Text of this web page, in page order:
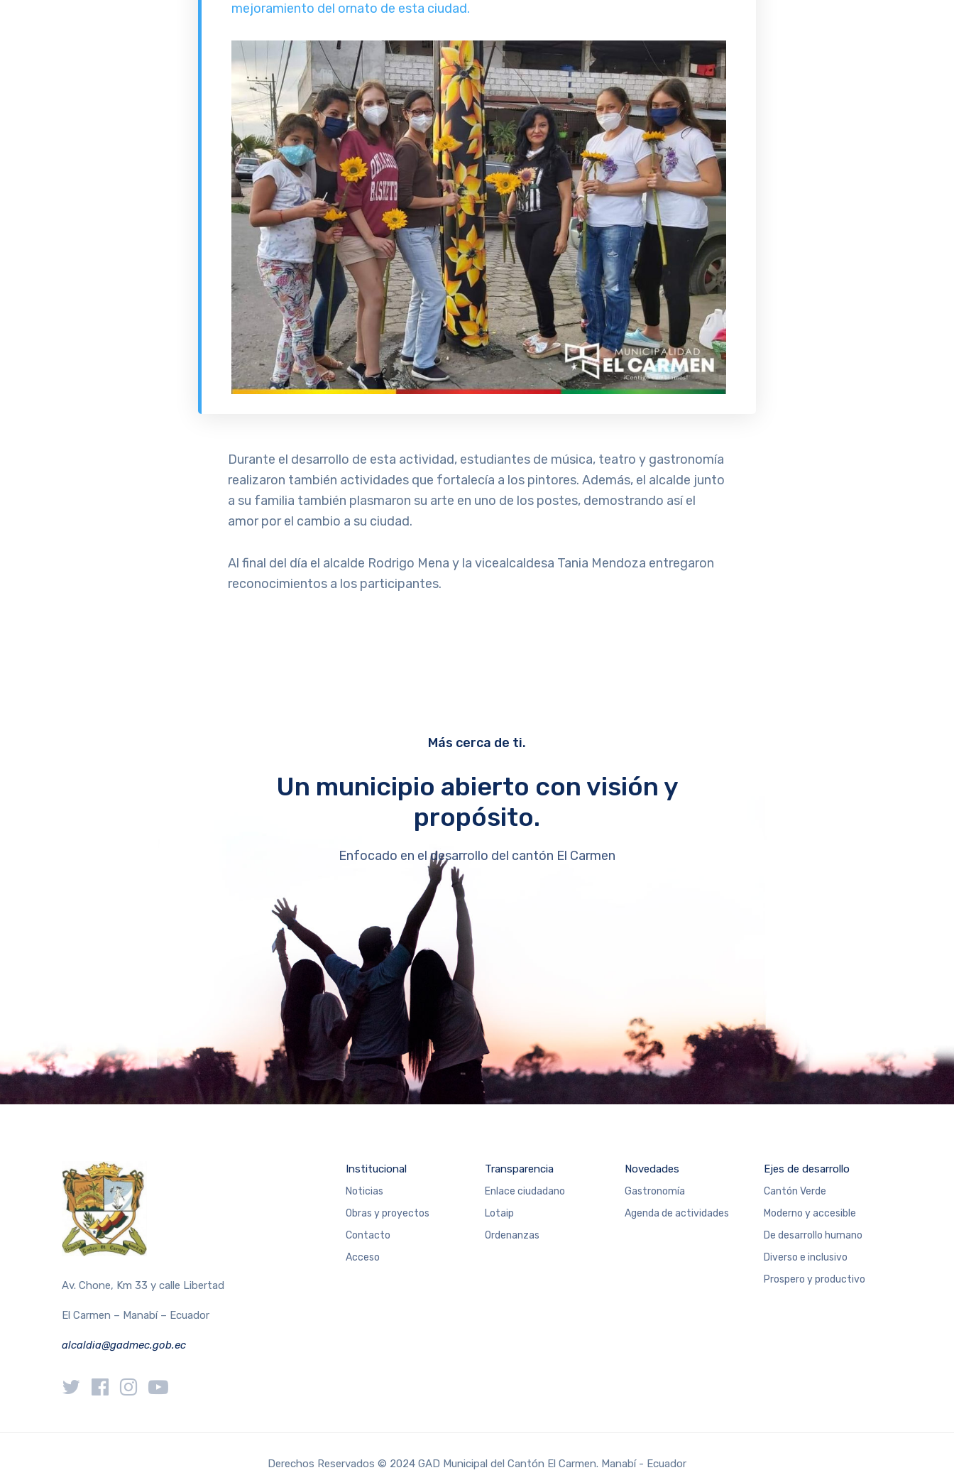
mejoramiento del ornato de esta ciudad.
Durante el desarrollo de esta actividad, estudiantes de música, teatro y gastronomía
realizaron también actividades que fortalecía a los pintores. Además, el alcalde junto
a su familia también plasmaron su arte en uno de los postes, demostrando así el
amor por el cambio a su ciudad.
Al final del día el alcalde Rodrigo Mena y la vicealcaldesa Tania Mendoza entregaron
reconocimientos a los participantes.
Más cerca de ti.
Un municipio abierto con visión y
propósito.
Enfocado en el desarrollo del cantón El Carmen
Av. Chone, Km 33 y calle Libertad
El Carmen – Manabí – Ecuador
alcaldia@gadmec.gob.ec
Institucional
Noticias
Obras y proyectos
Contacto
Acceso
Transparencia
Enlace ciudadano
Lotaip
Ordenanzas
Novedades
Gastronomía
Agenda de actividades
Ejes de desarrollo
Cantón Verde
Moderno y accesible
De desarrollo humano
Diverso e inclusivo
Prospero y productivo
Derechos Reservados © 2024 GAD Municipal del Cantón El Carmen. Manabí - Ecuador